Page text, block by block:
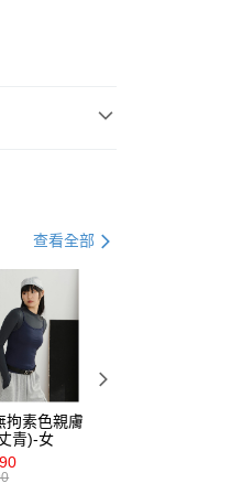
先享後
透過四大超商
需透過AFTEE
為準，若有關於
AFTEE先享後
home
」服務完成之
關給付款項請
方可使用
查看全部
拘素色親膚
青)-女